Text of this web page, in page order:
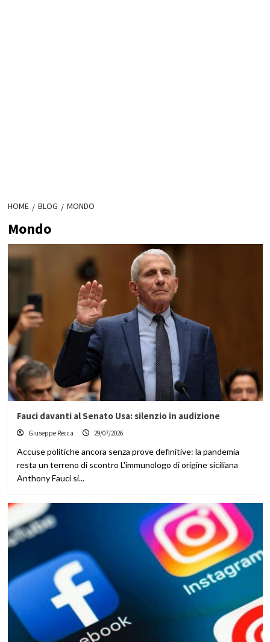
HOME BLOG MONDO
Mondo
Fauci davanti al Senato Usa: silenzio in audizione
Giuseppe Recca 29/07/2026
Accuse politiche ancora senza prove definitive: la pandemia
resta un terreno di scontro L'immunologo di origine siciliana
Anthony Fauci si...